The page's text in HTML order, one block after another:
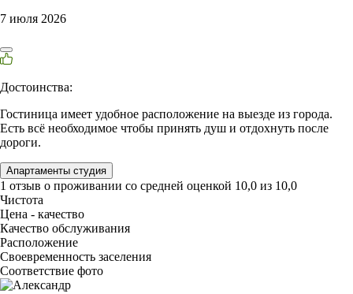
7 июля 2026
Достоинства:
Гостиница имеет удобное расположение на выезде из города.
Есть всё необходимое чтобы принять душ и отдохнуть после
дороги.
Апартаменты студия
1 отзыв о проживании со средней оценкой 10,0 из 10,0
Чистота
Цена - качество
Качество обслуживания
Расположение
Своевременность заселения
Соответствие фото